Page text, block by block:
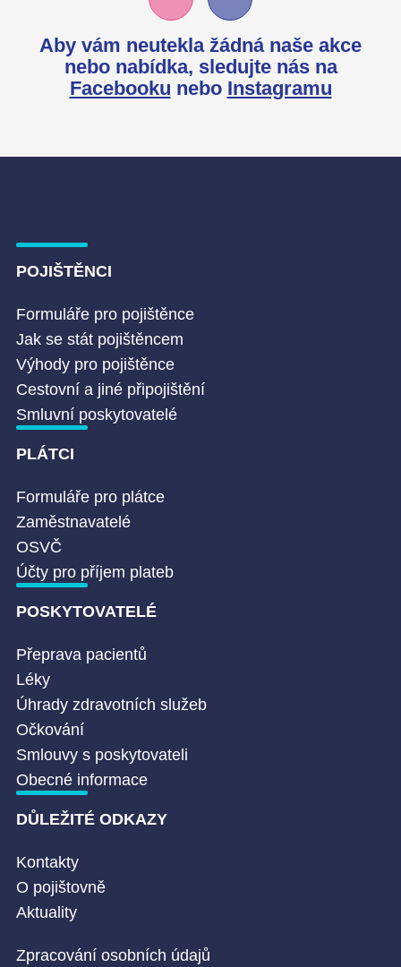
Aby vám neutekla žádná naše akce
nebo nabídka, sledujte nás na
Facebooku nebo Instagramu
POJIŠTĚNCI
Formuláře pro pojištěnce
Jak se stát pojištěncem
Výhody pro pojištěnce
Cestovní a jiné připojištění
Smluvní poskytovatelé
PLÁTCI
Formuláře pro plátce
Zaměstnavatelé
OSVČ
Účty pro příjem plateb
POSKYTOVATELÉ
Přeprava pacientů
Léky
Úhrady zdravotních služeb
Očkování
Smlouvy s poskytovateli
Obecné informace
DŮLEŽITÉ ODKAZY
Kontakty
O pojištovně
Aktuality
Zpracování osobních údajů